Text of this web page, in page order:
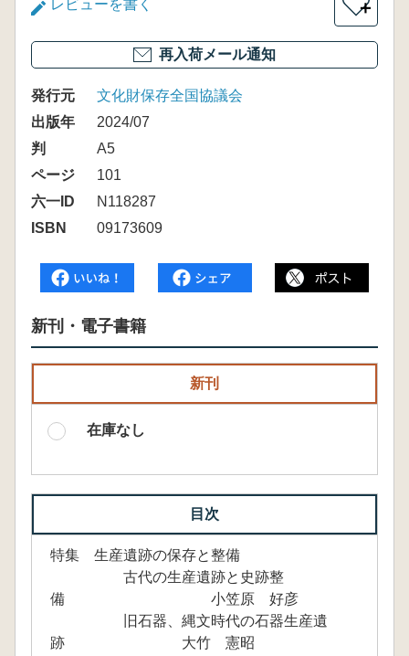
レビューを書く ＋
再入荷メール通知
発行元
文化財保存全国協議会
出版年
2024/07
判
A5
ページ
101
六一ID
N118287
ISBN
09173609
新刊・電子書籍
新刊
在庫なし
目次
特集 生産遺跡の保存と整備
古代の生産遺跡と史跡整
備 小笠原 好彦
旧石器、縄文時代の石器生産遺
跡 大竹 憲昭